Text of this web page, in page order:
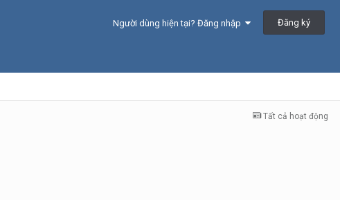
Người dùng hiện tại? Đăng nhập Đăng ký
Tất cả hoạt động